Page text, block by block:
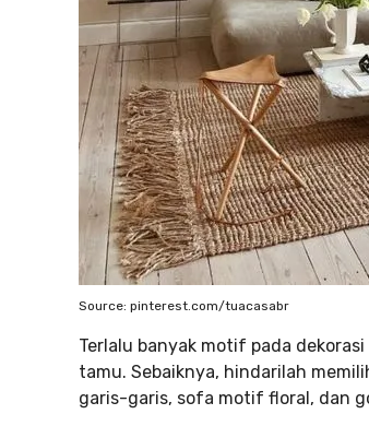
Source: pinterest.com/tuacasabr
Terlalu banyak motif pada
tamu. Sebaiknya, hindarilah
garis-garis, sofa motif floral, dan